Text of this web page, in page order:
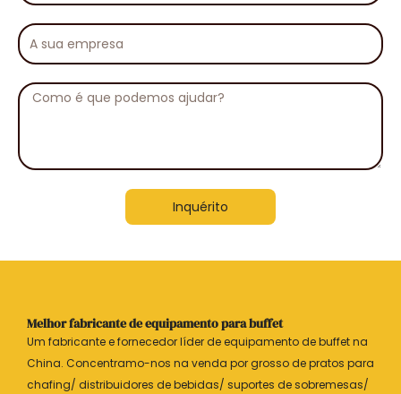
telefone
A
sua
empresa
Mensagem
Inquérito
Melhor fabricante de equipamento para buffet
Um fabricante e fornecedor líder de equipamento de buffet na
China. Concentramo-nos na venda por grosso de pratos para
chafing/ distribuidores de bebidas/ suportes de sobremesas/